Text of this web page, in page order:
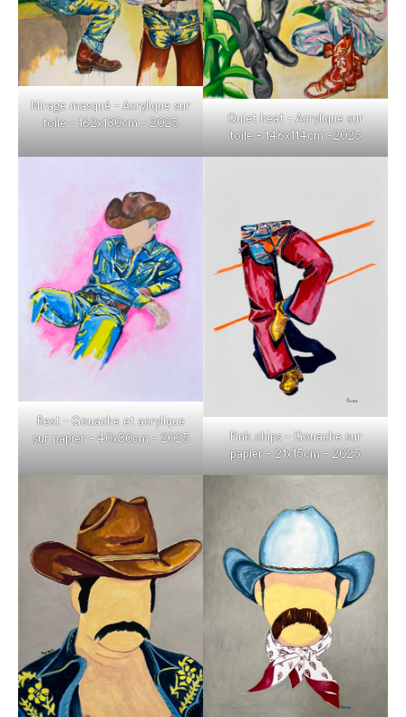
Mirage masqué – Acrylique sur
toile – 162x130cm – 2025
Quiet heat – Acrylique sur
toile – 146x114cm -2025
Rest – Gouache et acrylique
sur papier – 40x30cm – 2025
Pink chips – Gouache sur
papier – 21x15cm – 2025